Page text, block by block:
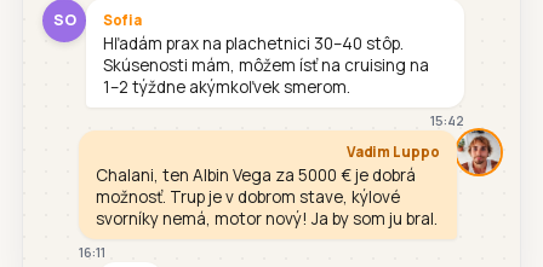
SO Sofia
Hľadám prax na plachetnici 30–40 stôp.
Skúsenosti mám, môžem ísť na cruising na
1–2 týždne akýmkoľvek smerom.
15:42
Vadim Luppo
Chalani, ten Albin Vega za 5000 € je dobrá
možnosť. Trup je v dobrom stave, kýlové
svorníky nemá, motor nový! Ja by som ju bral.
16:11